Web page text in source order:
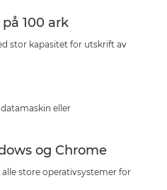
100 ark
stor kapasitet for utskrift av
eller
og Chrome
store operativsystemer for